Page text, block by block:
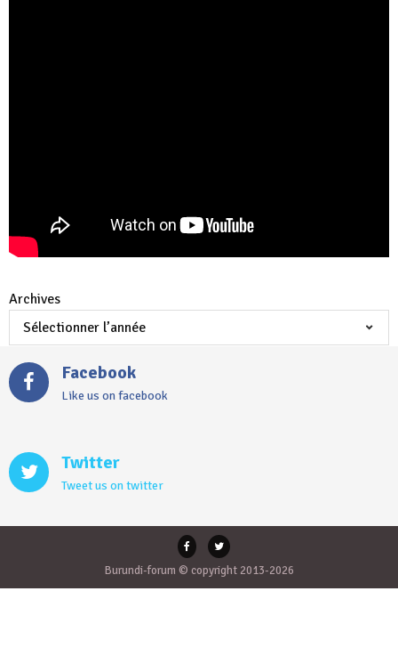
Archives
Facebook
Like us on facebook
Twitter
Tweet us on twitter
Burundi-forum © copyright 2013-2026